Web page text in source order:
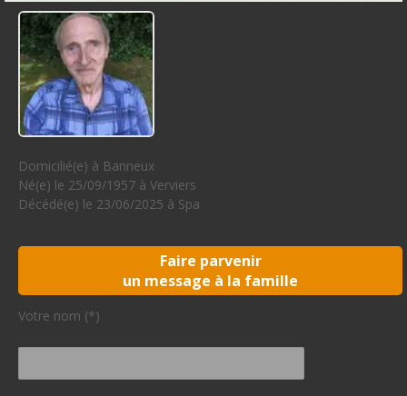
Domicilié(e) à Banneux
Né(e) le 25/09/1957 à Verviers
Décédé(e) le 23/06/2025 à Spa
Faire parvenir
un message à la famille
Votre nom (*)